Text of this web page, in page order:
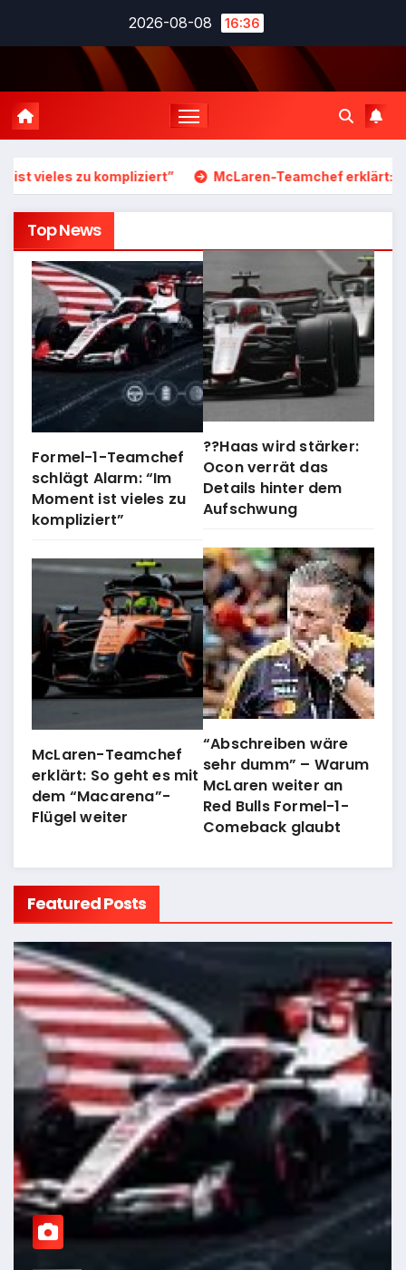
2026-08-08 16:36
zu kompliziert” McLaren-Teamchef erklärt: So
Top News
Formel-1-Teamchef
schlägt Alarm: “Im
Moment ist vieles zu
kompliziert”
McLaren-Teamchef
erklärt: So geht es mit
dem “Macarena”-
Flügel weiter
??Haas wird stärker:
Ocon verrät das
Details hinter dem
Aufschwung
“Abschreiben wäre
sehr dumm” – Warum
McLaren weiter an
Red Bulls Formel-1-
Comeback glaubt
Featured Posts